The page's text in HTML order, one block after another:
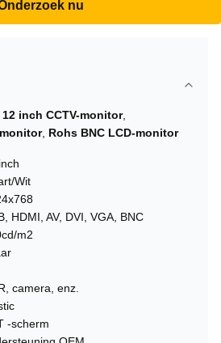
nu
inch CCTV-monitor,
, Rohs BNC LCD-monitor
Wit
HDMI, AV, DVI, VGA, BNC
m2
camera, enz.
-scherm